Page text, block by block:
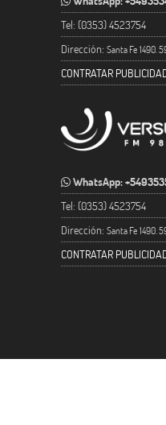
Tel: (0353) 4523754
Dirección: Santa Fe 1490.
CONTRATAR
WhatsApp:
Tel: (0353) 4523754
Dirección: Santa Fe 1490.
CONTRATAR